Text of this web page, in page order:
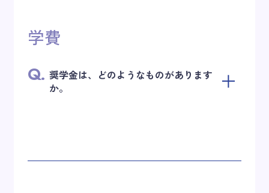
学費
Q. 奨学金は、どのようなものがあります
か。